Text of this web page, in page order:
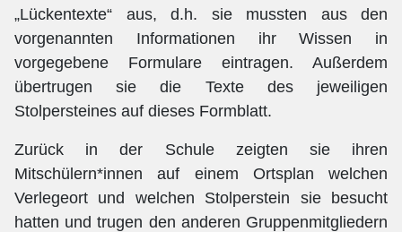
„Lückentexte“ aus, d.h. sie mussten aus den
vorgenannten Informationen ihr Wissen in
vorgegebene Formulare eintragen. Außerdem
übertrugen sie die Texte des jeweiligen
Stolpersteines auf dieses Formblatt.
Zurück in der Schule zeigten sie ihren
Mitschülern*innen auf einem Ortsplan welchen
Verlegeort und welchen Stolperstein sie besucht
hatten und trugen den anderen Gruppenmitgliedern